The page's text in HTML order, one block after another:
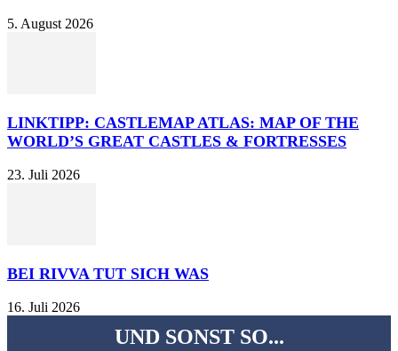
5. August 2026
LINKTIPP: CASTLEMAP ATLAS: MAP OF THE
WORLD’S GREAT CASTLES & FORTRESSES
23. Juli 2026
BEI RIVVA TUT SICH WAS
16. Juli 2026
UND SONST SO...